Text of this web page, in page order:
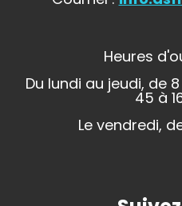
Heures
Du lundi au jeudi, de 8
45 à
Le vendredi,